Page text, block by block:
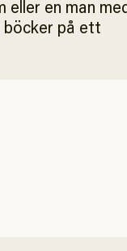
eller en man
böcker på ett